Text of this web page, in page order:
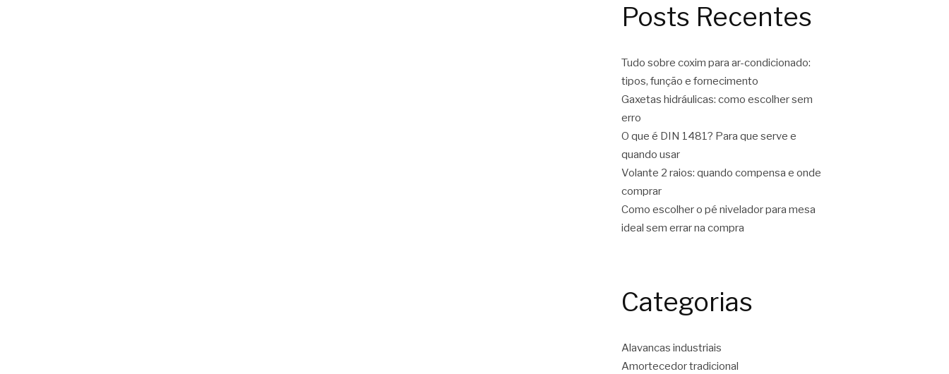
Posts Recentes
Tudo sobre coxim para ar-condicionado:
tipos, função e fornecimento
Gaxetas hidráulicas: como escolher sem
erro
O que é DIN 1481? Para que serve e
quando usar
Volante 2 raios: quando compensa e onde
comprar
Como escolher o pé nivelador para mesa
ideal sem errar na compra
Categorias
Alavancas industriais
Amortecedor tradicional